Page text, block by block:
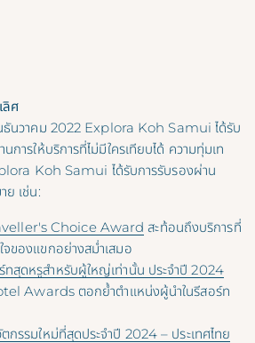
ลิศ
นธันวาคม 2022 Explora Koh Samui ได้รับ
การให้บริการที่ไม่มีใครเทียบได้ ความทุ่มเท
Koh Samui ได้รับการรับรองผ่าน
ย เช่น:
Choice Award สะท้อนถึงบริการที่
ของแขกอย่างสม่ำเสมอ
ทสุดหรูสำหรับผู้ใหญ่เท่านั้น ประจำปี 2024
Awards ตอกย้ำตำแหน่งผู้นำในรีสอร์ท
กรรมใหม่ที่สุดประจำปี 2024 – ประเทศไทย